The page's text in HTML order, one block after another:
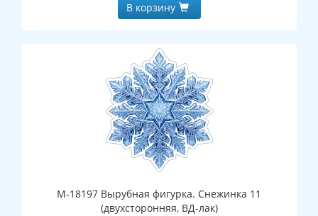
В корзину
М-18197 Вырубная фигурка. Снежинка 11
(двухсторонняя, ВД-лак)